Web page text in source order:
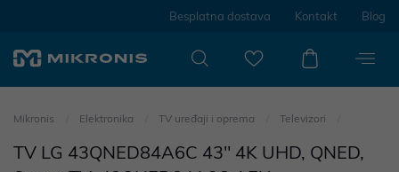
Besplatna dostava Kontakt Blog
Mikronis Elektronika TV uređaji i oprema Televizori
TV LG 43QNED84A6C 43" 4K UHD, QNED,